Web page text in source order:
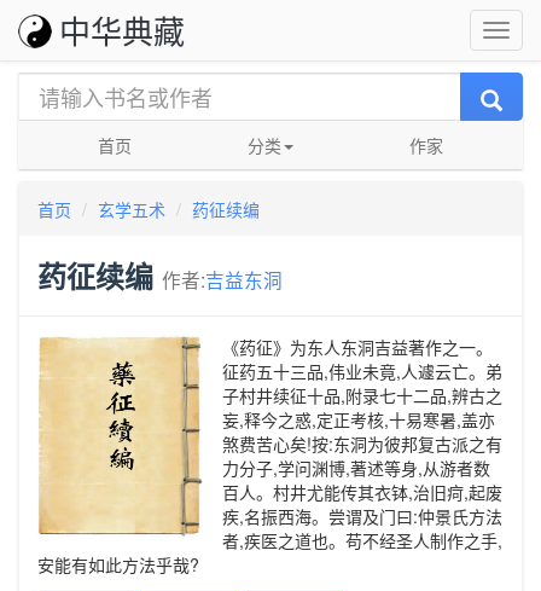
中华典藏
首页 分类 作家
首页 玄学五术 药征续编
药征续编 作者:吉益东洞
《药征》为东人东洞吉益著作之一。
征药五十三品,伟业未竟,人遽云亡。弟
子村井续征十品,附录七十二品,辨古之
妄,释今之惑,定正考核,十易寒暑,盖亦
煞费苦心矣!按:东洞为彼邦复古派之有
力分子,学问渊博,著述等身,从游者数
百人。村井尤能传其衣钵,治旧疴,起废
疾,名振西海。尝谓及门曰:仲景氏方法
者,疾医之道也。苟不经圣人制作之手,
安能有如此方法乎哉?